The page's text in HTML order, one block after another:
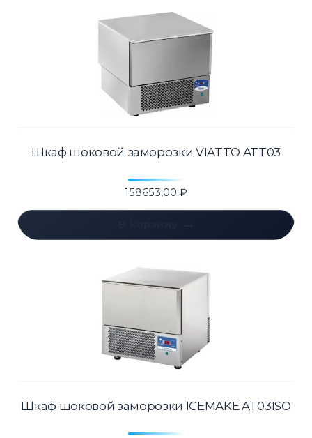
Шкаф шоковой заморозки VIATTO ATT03
158653,00 ₽
Шкаф шоковой заморозки ICEMAKE AT03ISO